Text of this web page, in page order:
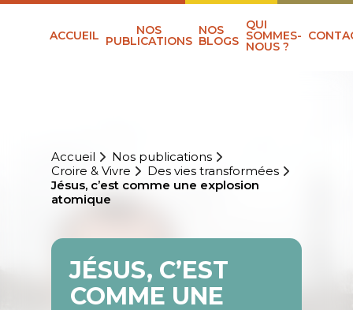
ACCUEIL NOS
PUBLICATIONS
NOS
BLOGS
QUI
SOMMES-
NOUS ?
Accueil
Nos publications
Croire & Vivre
Des vies transformées
Jésus, c’est comme une explosion
atomique
JÉSUS, C’EST
COMME UNE